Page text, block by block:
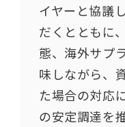
イヤーと協議
だくとともに
態、海外サプ
味しながら、
た場合の対応
の安定調達を